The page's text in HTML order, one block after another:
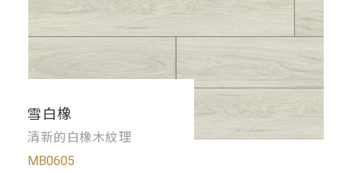
雪白橡
清新的白橡木紋理
MB0605